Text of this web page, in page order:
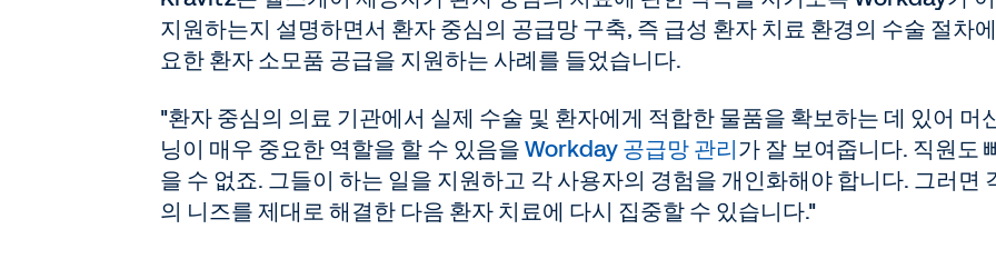
지원하는지 설명하면서 환자 중심의 공급망 구축, 즉 급성 환자 치료 환경의 수술 절차
요한 환자 소모품 공급을 지원하는 사례를 들었습니다.
"환자 중심의 의료 기관에서 실제 수술 및 환자에게 적합한 물품을 확보하는 데 있어 머
닝이 매우 중요한 역할을 할 수 있음을Workday 공급망 관리가 잘 보여줍니다. 직원도
을 수 없죠. 그들이 하는 일을 지원하고 각 사용자의 경험을 개인화해야 합니다. 그러면
의 니즈를 제대로 해결한 다음 환자 치료에 다시 집중할 수 있습니다."